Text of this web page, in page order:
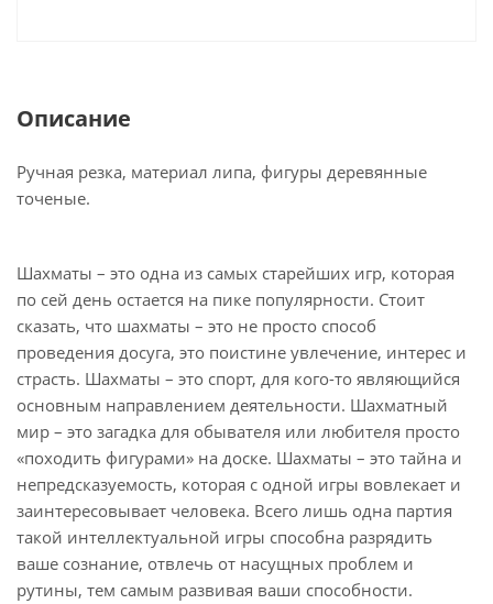
Описание
Ручная резка, материал липа, фигуры деревянные
точеные.
Шахматы – это одна из самых старейших игр, которая
по сей день остается на пике популярности. Стоит
сказать, что шахматы – это не просто способ
проведения досуга, это поистине увлечение, интерес и
страсть. Шахматы – это спорт, для кого-то являющийся
основным направлением деятельности. Шахматный
мир – это загадка для обывателя или любителя просто
«походить фигурами» на доске. Шахматы – это тайна и
непредсказуемость, которая с одной игры вовлекает и
заинтересовывает человека. Всего лишь одна партия
такой интеллектуальной игры способна разрядить
ваше сознание, отвлечь от насущных проблем и
рутины, тем самым развивая ваши способности.